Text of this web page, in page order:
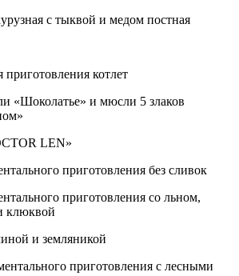
с тыквой и медом постная
приготовления котлет
«Шоколатье» и мюсли 5 злаков
LEN»
приготовления без сливок
приготовления со льном,
клюквой
и земляникой
приготовления с лесными